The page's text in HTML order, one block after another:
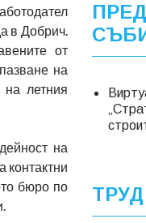
в Добрич.
от
на
на летния
на
контактни
бюро по